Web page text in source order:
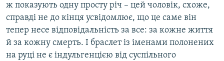
ж показують одну просту річ – цей чоловік, схоже,
справді не до кінця усвідомлює, що це саме він
тепер несе відповідальність за все: за кожне життя
й за кожну смерть. І браслет із іменами полонених
на руці не є індульгенцією від суспільного